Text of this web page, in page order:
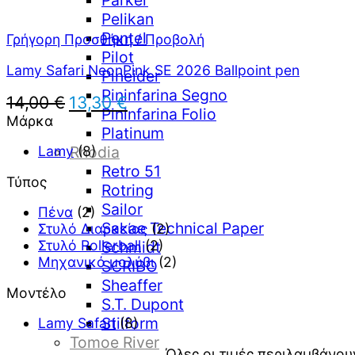
Pelikan
Pentel
Pilot
Pineider
Pininfarina Segno
Pininfarina Folio
Platinum
Rhodia
Retro 51
Rotring
Sailor
Sakae Technical Paper
Schmidt
SCRIBO
Sheaffer
S.T. Dupont
Stilform
Tomoe River
Γρήγορη Προσθήκη / Προβολή
Lamy Safari NeonPink SE 2026 Ballpoint pen
14,00€ Original
price
was:
14,00 €.
13,30€Η
τρέχουσα
τιμή
13,30 €.
Μάρκα
Lamy (8)
Τύπος
Πένα (2)
Στυλό Διαρκείας (2)
Στυλό Rollerball (2)
Μηχανικό μολύβι (2)
Μοντέλο
Lamy Safari (8)